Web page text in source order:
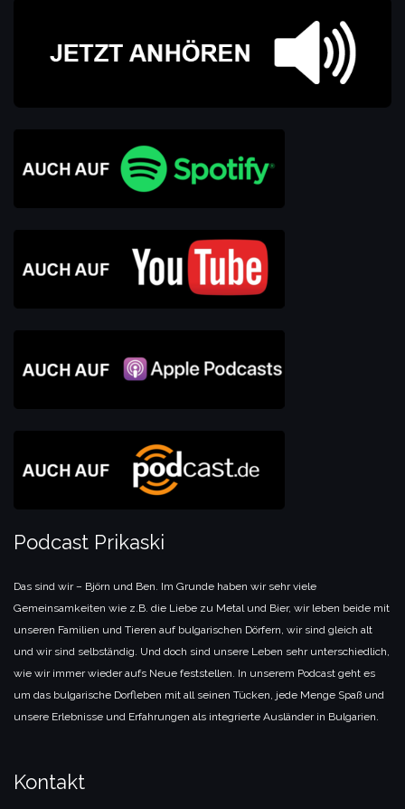
Podcast Prikaski
Das sind wir – Björn und Ben. Im Grunde haben wir sehr viele
Gemeinsamkeiten wie z.B. die Liebe zu Metal und Bier, wir leben beide mit
unseren Familien und Tieren auf bulgarischen Dörfern, wir sind gleich alt
und wir sind selbständig. Und doch sind unsere Leben sehr unterschiedlich,
wie wir immer wieder aufs Neue feststellen. In unserem Podcast geht es
um das bulgarische Dorfleben mit all seinen Tücken, jede Menge Spaß und
unsere Erlebnisse und Erfahrungen als integrierte Ausländer in Bulgarien.
Kontakt